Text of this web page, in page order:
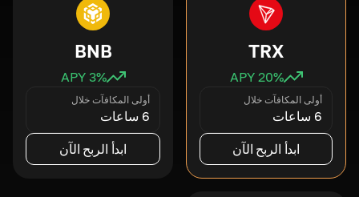
TRX
20% APY
أولى المكافآت خلال
6 ساعات
ابدأ الربح الآن
BNB
3% APY
أولى المكافآت خلال
6 ساعات
ابدأ الربح الآن